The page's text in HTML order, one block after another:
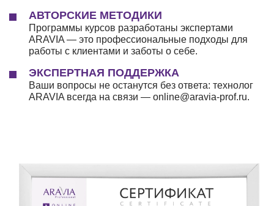
АВТОРСКИЕ МЕТОДИКИ
Программы курсов разработаны экспертами
ARAVIA — это профессиональные подходы для
работы с клиентами и заботы о себе.
ЭКСПЕРТНАЯ ПОДДЕРЖКА
Ваши вопросы не останутся без ответа: технолог
ARAVIA всегда на связи — online@aravia-prof.ru.